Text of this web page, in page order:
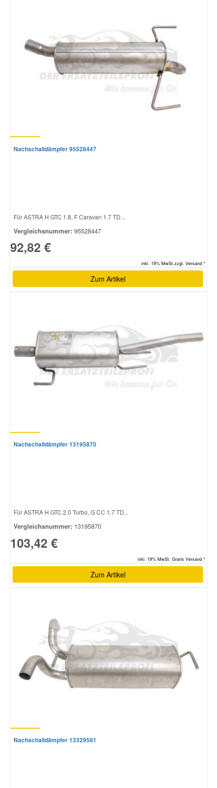
Nachschalldämpfer 95528447
Für ASTRA H GTC 1.8, F Caravan 1.7 TD...
Vergleichsnummer: 95528447
92,82 €
inkl. 19% MwSt.zzgl. Versand *
Zum Artikel
Nachschalldämpfer 13195870
Für ASTRA H GTC 2.0 Turbo, G CC 1.7 TD...
Vergleichsnummer: 13195870
103,42 €
inkl. 19% MwSt. Gratis Versand *
Zum Artikel
Nachschalldämpfer 13329581